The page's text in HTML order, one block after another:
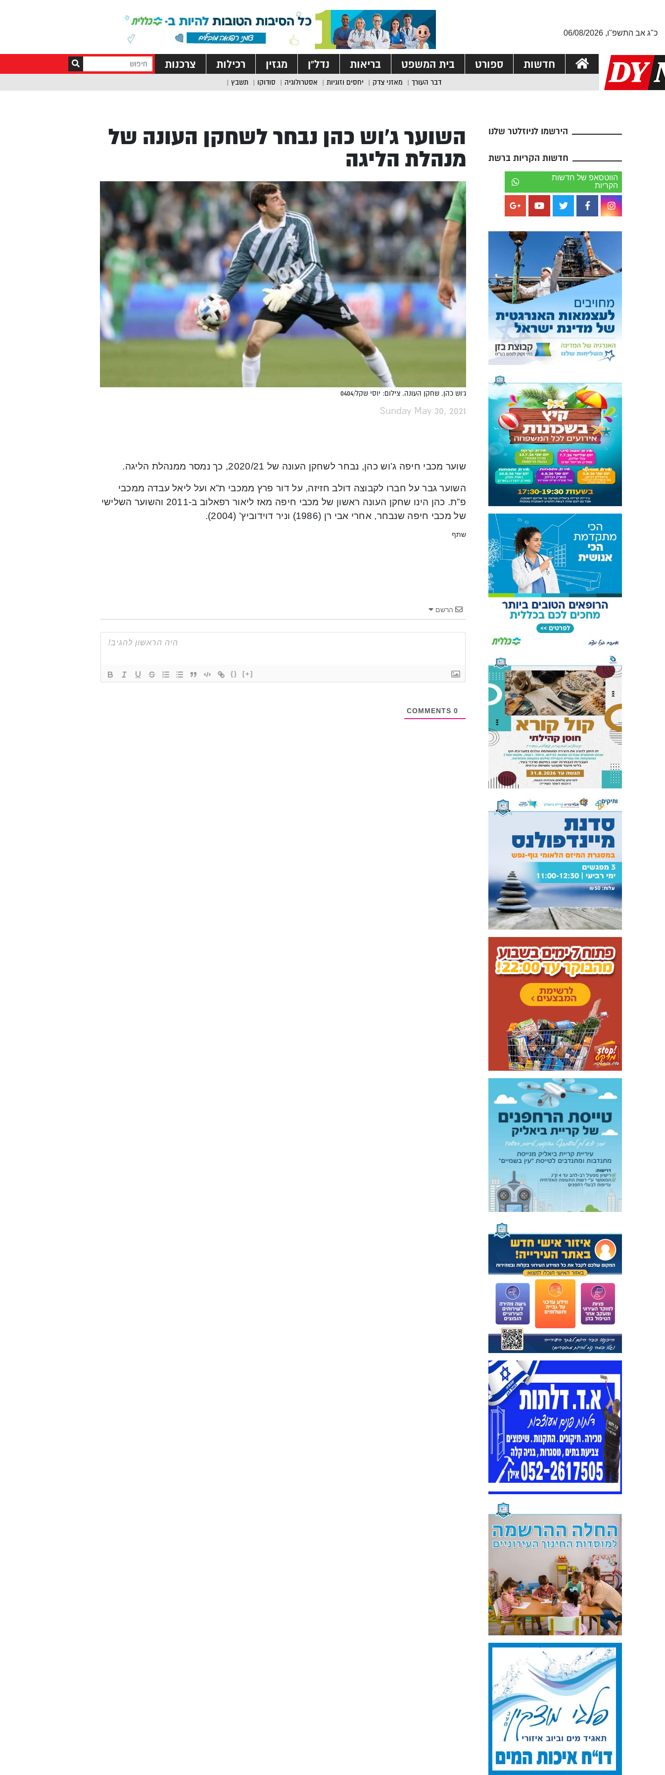
כ"ג אב התשפ"ו, 06/08/2026
חדשות ספורט בית המשפט בריאות נדל”ן מגזין רכילות צרכנות
דבר העורך מאזני צדק יחסים וזוגיות אסטרולוגיה סודוקו תשבץ
הירשמו לניוזלטר שלנו
חדשות הקריות ברשת
הווטסאפ של חדשות
הקריות
השוער ג’וש כהן נבחר לשחקן העונה של
מנהלת הליגה
ג'וש כהן. שחקן העונה. צילום: יוסי שקל/0404
Sunday May 30, 2021
שוער מכבי חיפה ג’וש כהן, נבחר לשחקן העונה של 2020/21, כך נמסר ממנהלת הליגה.
השוער גבר על חברו לקבוצה דולב חזיזה, על דור פרץ ממכבי ת”א ועל ליאל עבדה ממכבי
פ”ת. כהן הינו שחקן העונה ראשון של מכבי חיפה מאז ליאור רפאלוב ב-2011 והשוער השלישי
של מכבי חיפה שנבחר, אחרי אבי רן (1986) וניר דוידוביץ’ (2004).
שתף
הרשם
{} [+]
0